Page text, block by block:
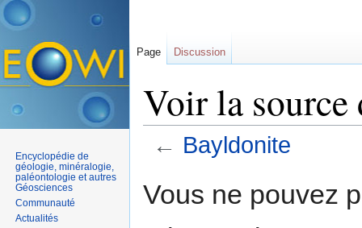
Voir la
← Bayldonite
Vous ne pouvez
Page Discussion
Encyclopédie de
géologie, minéralogie,
paléontologie et autres
Géosciences
Communauté
Actualités